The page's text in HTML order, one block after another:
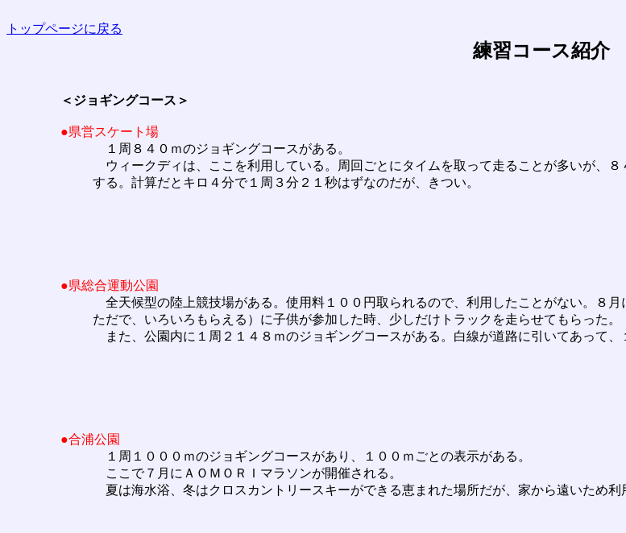
トップページに戻る
練習コース紹介
＜ジョギングコース＞
●県営スケート場
１周８４０ｍのジョギングコースがある。
ウィークディは、ここを利用している。周回ごとにタイムを取って走ることが多いが、
する。計算だとキロ４分で１周３分２１秒はずなのだが、きつい。
●県総合運動公園
全天候型の陸上競技場がある。使用料１００円取られるので、利用したことがない。８
ただで、いろいろもらえる）に子供が参加した時、少しだけトラックを走らせてもらった。
また、公園内に１周２１４８ｍのジョギングコースがある。白線が道路に引いてあって、
●合浦公園
１周１０００ｍのジョギングコースがあり、１００ｍごとの表示がある。
ここで７月にＡＯＭＯＲＩマラソンが開催される。
夏は海水浴、冬はクロスカントリースキーができる恵まれた場所だが、家から遠いため利